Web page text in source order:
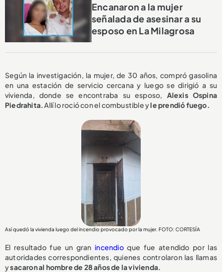
Encanaron a la mujer
señalada de asesinar a su
esposo en La Milagrosa
Según la investigación, la mujer, de 30 años, compró gasolina
en una estación de servicio cercana y luego se dirigió a su
vivienda, donde se encontraba su esposo, Alexis Ospina
Piedrahita.Allí lo roció con el combustible yle prendió fuego.
Así quedó la vivienda luego del incendio provocado por la mujer. FOTO: CORTESÍA
El resultado fue un gran incendioque fue atendido por las
autoridades correspondientes, quienes controlaron las llamas
ysacaron al hombre de 28 años de la vivienda.